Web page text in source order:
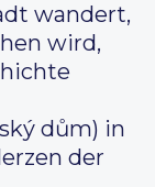
wandert,
wird,
dům) in
der